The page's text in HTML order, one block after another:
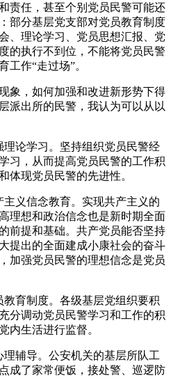
责任，甚至个别党员民警可能还
部分基层党支部对党员教育制度
、理论学习、党员思想汇报、党
的执行不到位，不能将党员民警
工作“走过场”。
，如何加强和改进新形势下得
派出所的民警，我认为可以从以
论学习。坚持组织党员民警经
习，从而提高党员民警的工作积
体现党员民警的先进性。
义信念教育。实现共产主义的
理想和政治信念也是新时期全面
前提和基础。共产党员能否坚持
提出的全面建成小康社会的奋斗
加强党员民警的理想信念是党员
育制度。各级基层党组织要积
分调动党员民警学习和工作的积
内生活进行监督。
辅导。公安机关的基层所队工
成了家常便饭，接处警、巡逻防